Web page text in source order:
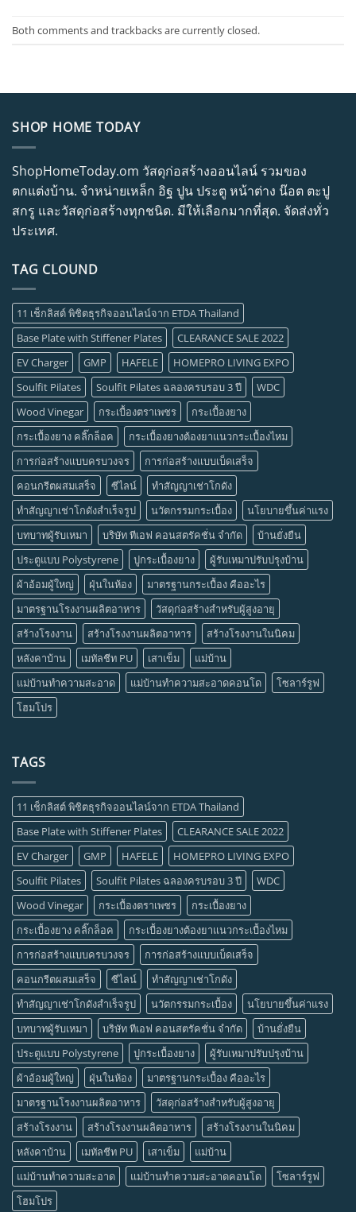
Both comments and trackbacks are currently closed.
SHOP HOME TODAY
ShopHomeToday.om วัสดุก่อสร้างออนไลน์ รวมของ
ตกแต่งบ้าน. จำหน่ายเหล็ก อิฐ ปูน ประตู หน้าต่าง น๊อต ตะปู
สกรู และวัสดุก่อสร้างทุกชนิด. มีให้เลือกมากที่สุด. จัดส่งทั่ว
ประเทศ.
TAG CLOUND
11 เช็กลิสต์ พิชิตธุรกิจออนไลน์จาก ETDA Thailand
Base Plate with Stiffener Plates
CLEARANCE SALE 2022
EV Charger
GMP HAFELE
HOMEPRO LIVING EXPO
Soulfit Pilates
Soulfit Pilates ฉลองครบรอบ 3 ปี
WDC
Wood Vinegar
กระเบื้องตราเพชร
กระเบื้องยาง
กระเบื้องยาง คลิ๊กล็อค
กระเบื้องยางต้องยาแนวกระเบื้องไหม
การก่อสร้างแบบครบวงจร
การก่อสร้างแบบเบ็ดเสร็จ
คอนกรีตผสมเสร็จ
ซีไลน์
ทำสัญญาเช่าโกดัง
ทำสัญญาเช่าโกดังสำเร็จรูป
นวัตกรรมกระเบื้อง
นโยบายขึ้นค่าแรง
บทบาทผู้รับเหมา
บริษัท ทีเอฟ คอนสตรัคชั่น จำกัด
บ้านยั่งยืน
ประตูแบบ Polystyrene
ปูกระเบื้องยาง
ผู้รับเหมาปรับปรุงบ้าน
ผ้าอ้อมผู้ใหญ่
ฝุ่นในห้อง
มาตรฐานกระเบื้อง คืออะไร
มาตรฐานโรงงานผลิตอาหาร
วัสดุก่อสร้างสำหรับผู้สูงอายุ
สร้างโรงงาน
สร้างโรงงานผลิตอาหาร
สร้างโรงงานในนิคม
หลังคาบ้าน
เมทัลชีท PU เสาเข็ม
แม่บ้าน
แม่บ้านทำความสะอาด
แม่บ้านทำความสะอาดคอนโด
โซลาร์รูฟ
โฮมโปร
TAGS
11 เช็กลิสต์ พิชิตธุรกิจออนไลน์จาก ETDA Thailand
Base Plate with Stiffener Plates
CLEARANCE SALE 2022
EV Charger
GMP HAFELE
HOMEPRO LIVING EXPO
Soulfit Pilates
Soulfit Pilates ฉลองครบรอบ 3 ปี
WDC
Wood Vinegar
กระเบื้องตราเพชร
กระเบื้องยาง
กระเบื้องยาง คลิ๊กล็อค
กระเบื้องยางต้องยาแนวกระเบื้องไหม
การก่อสร้างแบบครบวงจร
การก่อสร้างแบบเบ็ดเสร็จ
คอนกรีตผสมเสร็จ
ซีไลน์
ทำสัญญาเช่าโกดัง
ทำสัญญาเช่าโกดังสำเร็จรูป
นวัตกรรมกระเบื้อง
นโยบายขึ้นค่าแรง
บทบาทผู้รับเหมา
บริษัท ทีเอฟ คอนสตรัคชั่น จำกัด
บ้านยั่งยืน
ประตูแบบ Polystyrene
ปูกระเบื้องยาง
ผู้รับเหมาปรับปรุงบ้าน
ผ้าอ้อมผู้ใหญ่
ฝุ่นในห้อง
มาตรฐานกระเบื้อง คืออะไร
มาตรฐานโรงงานผลิตอาหาร
วัสดุก่อสร้างสำหรับผู้สูงอายุ
สร้างโรงงาน
สร้างโรงงานผลิตอาหาร
สร้างโรงงานในนิคม
หลังคาบ้าน
เมทัลชีท PU เสาเข็ม
แม่บ้าน
แม่บ้านทำความสะอาด
แม่บ้านทำความสะอาดคอนโด
โซลาร์รูฟ
โฮมโปร